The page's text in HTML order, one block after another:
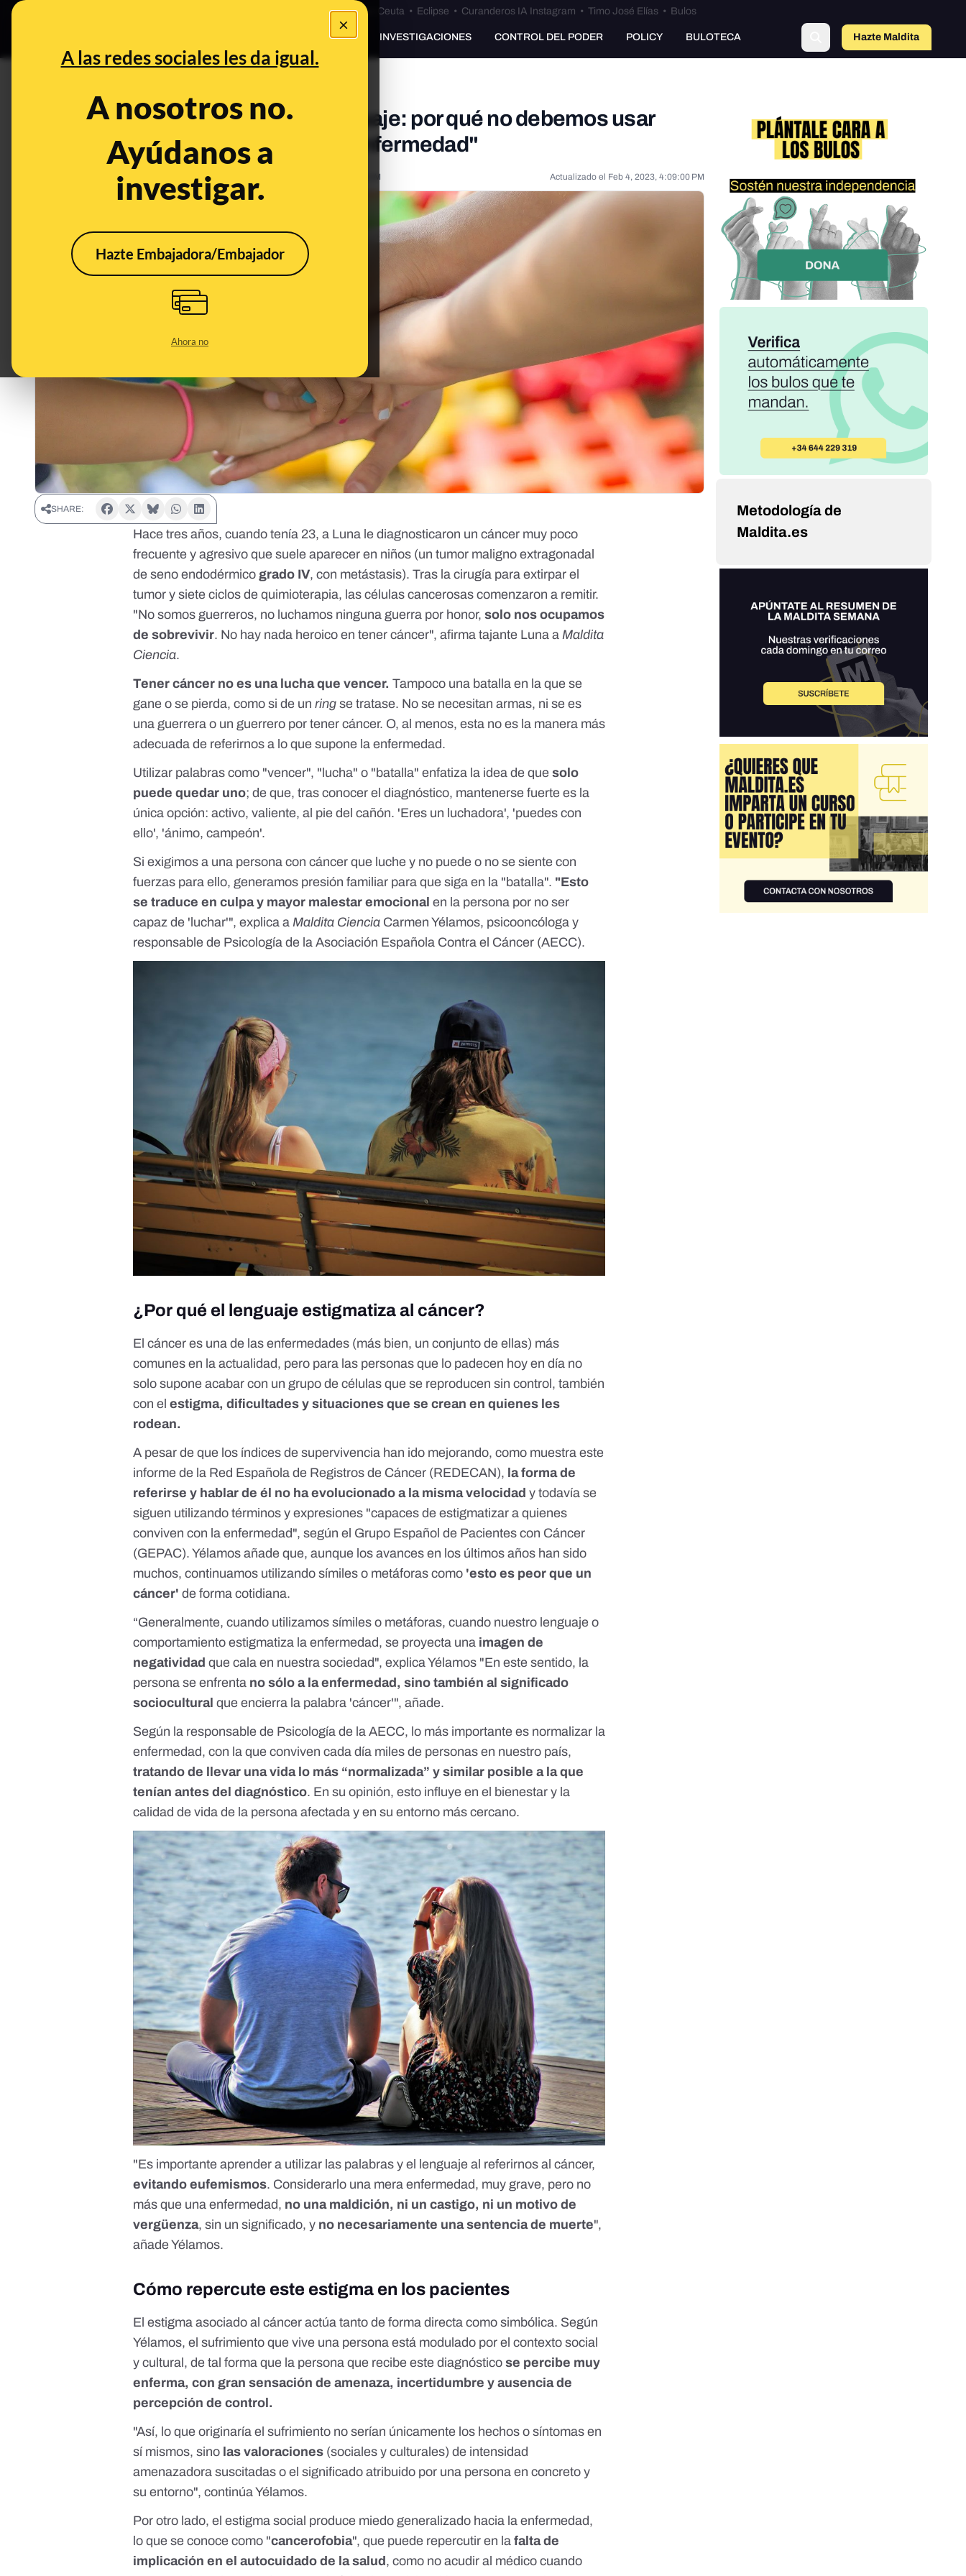
×
A las redes sociales les da igual.
A nosotros no.
Ayúdanos a
investigar.
Hazte Embajadora/Embajador
Ahora no
Especial Ceuta•Bulos Ceuta • Eclipse • Curanderos IA Instagram • Timo José Elías • Bulos
PREBUNKING INVESTIGACIONES CONTROL DEL PODER POLICY BULOTECA Hazte Maldito
El cáncer y la importancia del lenguaje: por qué no debemos usar
términos como "batalla" o "larga enfermedad"
Feb 4, 2020, 7:04:00 AM Actualizado el Feb 4, 2023, 4:09:00 PM
SHARE:
Hace tres años, cuando tenía 23, a Luna le diagnosticaron un cáncer muy poco
frecuente y agresivo que suele aparecer en niños (un tumor maligno extragonadal
de seno endodérmico grado IV, con metástasis). Tras la cirugía para extirpar el
tumor y siete ciclos de quimioterapia, las células cancerosas comenzaron a remitir.
"No somos guerreros, no luchamos ninguna guerra por honor, solo nos ocupamos
de sobrevivir. No hay nada heroico en tener cáncer", afirma tajante Luna a Maldita
Ciencia.
Tener cáncer no es una lucha que vencer. Tampoco una batalla en la que se
gane o se pierda, como si de unringse tratase. No se necesitan armas, ni se es
una guerrera o un guerrero por tener cáncer. O, al menos,esta no es la manera más
adecuada de referirnos a lo que supone la enfermedad.
Utilizar palabras como "vencer", "lucha" o "batalla" enfatiza la idea de quesolo
puede quedar uno; de que, tras conocer el diagnóstico, mantenerse fuerte es la
única opción: activo, valiente, al pie del cañón. 'Eres un luchadora', 'puedes con
ello', 'ánimo, campeón'.
Si exigimos a una persona con cáncer que luche y no puede o no se siente con
fuerzas para ello, generamos presión familiar para que siga en la "batalla". "Esto
se traduce en culpa y mayor malestar emocional en la persona por no ser
capaz de 'luchar'", explica a Maldita Ciencia Carmen Yélamos, psicooncóloga y
responsable de Psicología de laAsociación Española Contra el Cáncer (AECC).
¿Por qué el lenguaje estigmatiza al cáncer?
El cáncer es una de las enfermedades (más bien, un conjunto de ellas) más
comunes en la actualidad, pero para las personas que lo padecen hoy en día no
solo supone acabar con un grupo de células que se reproducen sin control, también
con el estigma, dificultades y situaciones que se crean en quienes les
rodean.
A pesar de que los índices de supervivencia han ido mejorando, como muestraeste
informe de la Red Española de Registros de Cáncer (REDECAN), la forma de
referirse y hablar de él no ha evolucionado a la misma velocidady todavía se
siguen utilizando términos y expresiones "capaces de estigmatizar a quienes
conviven con la enfermedad", según el Grupo Español de Pacientes con Cáncer
(GEPAC). Yélamos añade que, aunque los avances en los últimos años han sido
muchos, continuamos utilizando símiles o metáforas como 'esto es peor que un
cáncer' de forma cotidiana.
“Generalmente, cuando utilizamos símiles o metáforas, cuando nuestro lenguaje o
comportamiento estigmatiza la enfermedad, se proyecta una imagen de
negatividad que cala en nuestra sociedad", explica Yélamos "En este sentido, la
persona se enfrenta no sólo a la enfermedad, sino también al significado
sociocultural que encierra la palabra 'cáncer'", añade.
Según la responsable de Psicología de la AECC, lo más importante es normalizar la
enfermedad, con la que conviven cada día miles de personas en nuestro país,
tratando de llevar una vida lo más “normalizada” y similar posible a la que
tenían antes del diagnóstico. En su opinión, esto influye en el bienestar y la
calidad de vida de la persona afectada y en su entorno más cercano.
"Es importante aprender a utilizar las palabras y el lenguaje al referirnos al cáncer,
evitando eufemismos. Considerarlo una mera enfermedad, muy grave, pero no
más que una enfermedad, no una maldición, ni un castigo, ni un motivo de
vergüenza, sin un significado, y no necesariamente una sentencia de muerte",
añade Yélamos.
Cómo repercute este estigma en los pacientes
El estigma asociado al cáncer actúa tanto de forma directa como simbólica. Según
Yélamos, el sufrimiento que vive una persona está modulado por el contexto social
y cultural, de tal forma que la persona que recibe este diagnósticose percibe muy
enferma, con gran sensación de amenaza, incertidumbre y ausencia de
percepción de control.
"Así, lo que originaría el sufrimiento no serían únicamente los hechos o síntomas en
sí mismos, sino las valoraciones (sociales y culturales) de intensidad
amenazadora suscitadas o el significado atribuido por una persona en concreto y
su entorno", continúa Yélamos.
Por otro lado, el estigma social produce miedo generalizado hacia la enfermedad,
lo que se conoce como "cancerofobia", que puede repercutir en lafalta de
implicación en el autocuidado de la salud , como no acudir al médico cuando
Metodología de
Maldita.es